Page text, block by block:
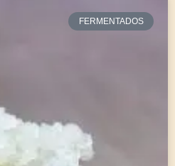
FERMENTADOS